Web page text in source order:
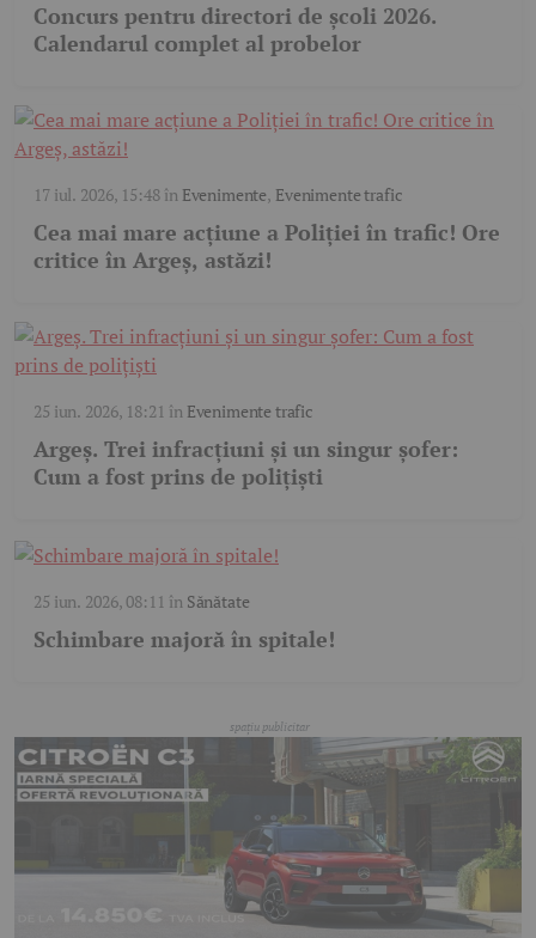
Concurs pentru directori de școli 2026.
Calendarul complet al probelor
17 iul. 2026, 15:48în Evenimente, Evenimente trafic
Cea mai mare acțiune a Poliției în trafic! Ore
critice în Argeș, astăzi!
25 iun. 2026, 18:21 în Evenimente trafic
Argeș. Trei infracțiuni și un singur șofer:
Cum a fost prins de polițiști
25 iun. 2026, 08:11 în Sănătate
Schimbare majoră în spitale!